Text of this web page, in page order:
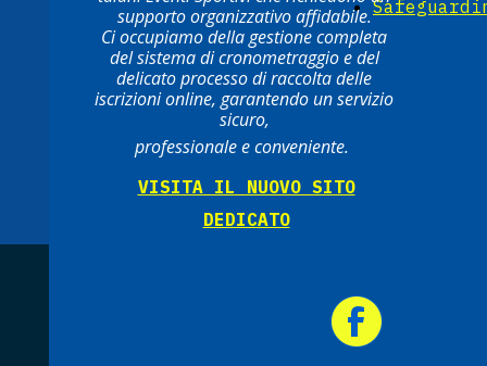
supporto organizzativo affidabile.
Ci occupiamo della gestione completa
del sistema di cronometraggio e del
delicato processo di raccolta delle
iscrizioni online, garantendo un servizio
sicuro,
professionale e conveniente.
VISITA IL NUOVO SITO
DEDICATO